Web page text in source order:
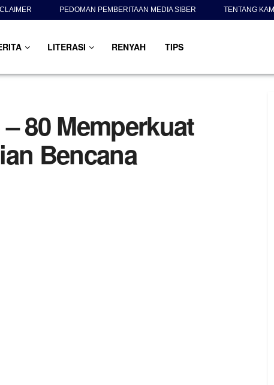
PEDOMAN PEMBERITAAN MEDIA SIBER TENTANG KAMI
LITERASI RENYAH TIPS
80 Memperkuat
Bencana